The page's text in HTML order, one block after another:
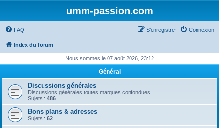
umm-passion.com
FAQ Connexion
S’enregistrer
Index du forum
Nous sommes le 07 août 2026, 23:12
Général
Discussions générales
Discussions générales toutes marques confondues.
Sujets : 486
Bons plans & adresses
Sujets : 62